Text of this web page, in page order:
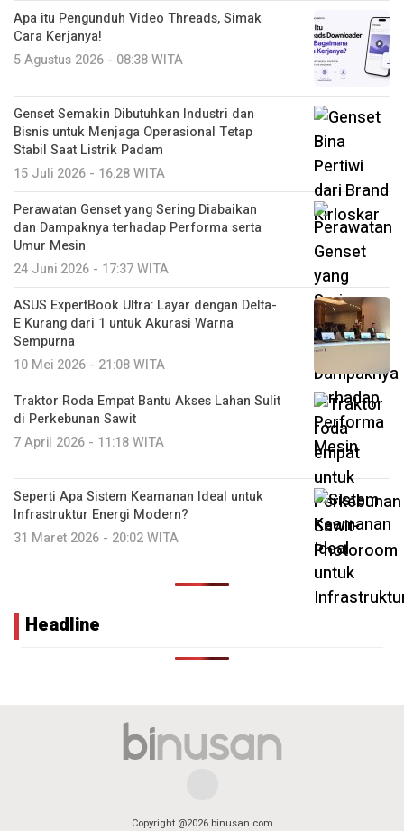
Apa itu Pengunduh Video Threads, Simak
Cara Kerjanya!
5 Agustus 2026 - 08:38 WITA
Genset Semakin Dibutuhkan Industri dan
Bisnis untuk Menjaga Operasional Tetap
Stabil Saat Listrik Padam
15 Juli 2026 - 16:28 WITA
Perawatan Genset yang Sering Diabaikan
dan Dampaknya terhadap Performa serta
Umur Mesin
24 Juni 2026 - 17:37 WITA
ASUS ExpertBook Ultra: Layar dengan Delta-
E Kurang dari 1 untuk Akurasi Warna
Sempurna
10 Mei 2026 - 21:08 WITA
Traktor Roda Empat Bantu Akses Lahan Sulit
di Perkebunan Sawit
7 April 2026 - 11:18 WITA
Seperti Apa Sistem Keamanan Ideal untuk
Infrastruktur Energi Modern?
31 Maret 2026 - 20:02 WITA
Headline
Copyright @2026 binusan.com